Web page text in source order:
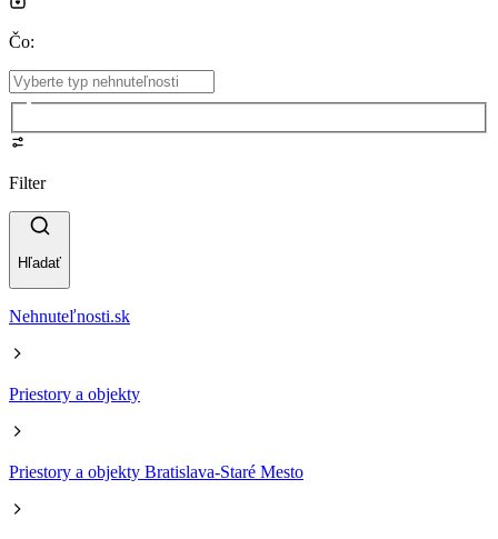
Čo:
Filter
Hľadať
Nehnuteľnosti.sk
Priestory a objekty
Priestory a objekty Bratislava-Staré Mesto